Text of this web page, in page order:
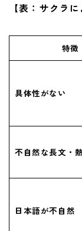
【表：サクラ
特徴
具体性がない
不自然な長文・
日本語が不自然